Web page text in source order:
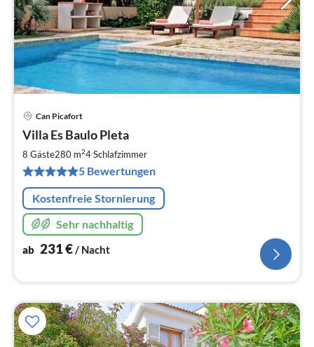
Can Picafort
Villa Es Baulo Pleta
8 Gäste280 m24Schlafzimmer
5 Bewertungen
Kostenfreie Stornierung
Sehr nachhaltig
ab 231€/ Nacht